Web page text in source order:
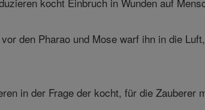
den Pharao und Mose warf ihn in die
in der Frage der kocht, für die Zauberer